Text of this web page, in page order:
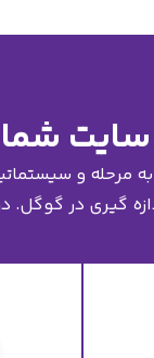
شما
به مرحله و
گیری در